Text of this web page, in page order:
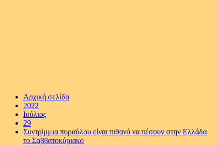
Αρχική σελίδα
2022
Ιούλιος
29
Συντρίμμια πυραύλου είναι πιθανό να πέσουν στην Ελλάδα
το Σαββατοκύριακο